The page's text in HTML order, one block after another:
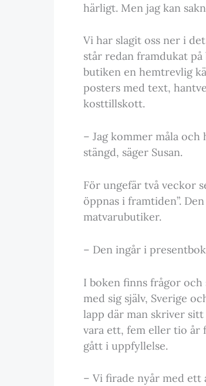
härligt. Men jag kan
Vi har slagit oss ner i
står redan framdukat
butiken en hemtrevlig
posters med text,
kosttillskott.
– Jag kommer måla
stängd, säger Susan.
För ungefär två veckor
öppnas i framtiden”.
matvarubutiker.
– Den ingår i
I boken finns frågor och
med sig själv, Sverige
lapp där man skriver
vara ett, fem eller tio år
gått i uppfyllelse.
– Vi firade nyår med ett